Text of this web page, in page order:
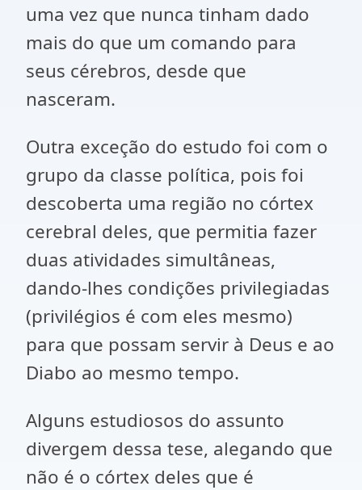
uma vez que nunca tinham dado
mais do que um comando para
seus cérebros, desde que
nasceram.
Outra exceção do estudo foi com o
grupo da classe política, pois foi
descoberta uma região no córtex
cerebral deles, que permitia fazer
duas atividades simultâneas,
dando-lhes condições privilegiadas
(privilégios é com eles mesmo)
para que possam servir à Deus e ao
Diabo ao mesmo tempo.
Alguns estudiosos do assunto
divergem dessa tese, alegando que
não é o córtex deles que é